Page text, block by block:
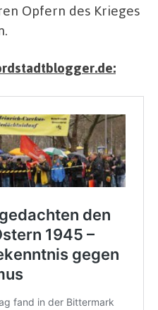
Opfern des Krieges